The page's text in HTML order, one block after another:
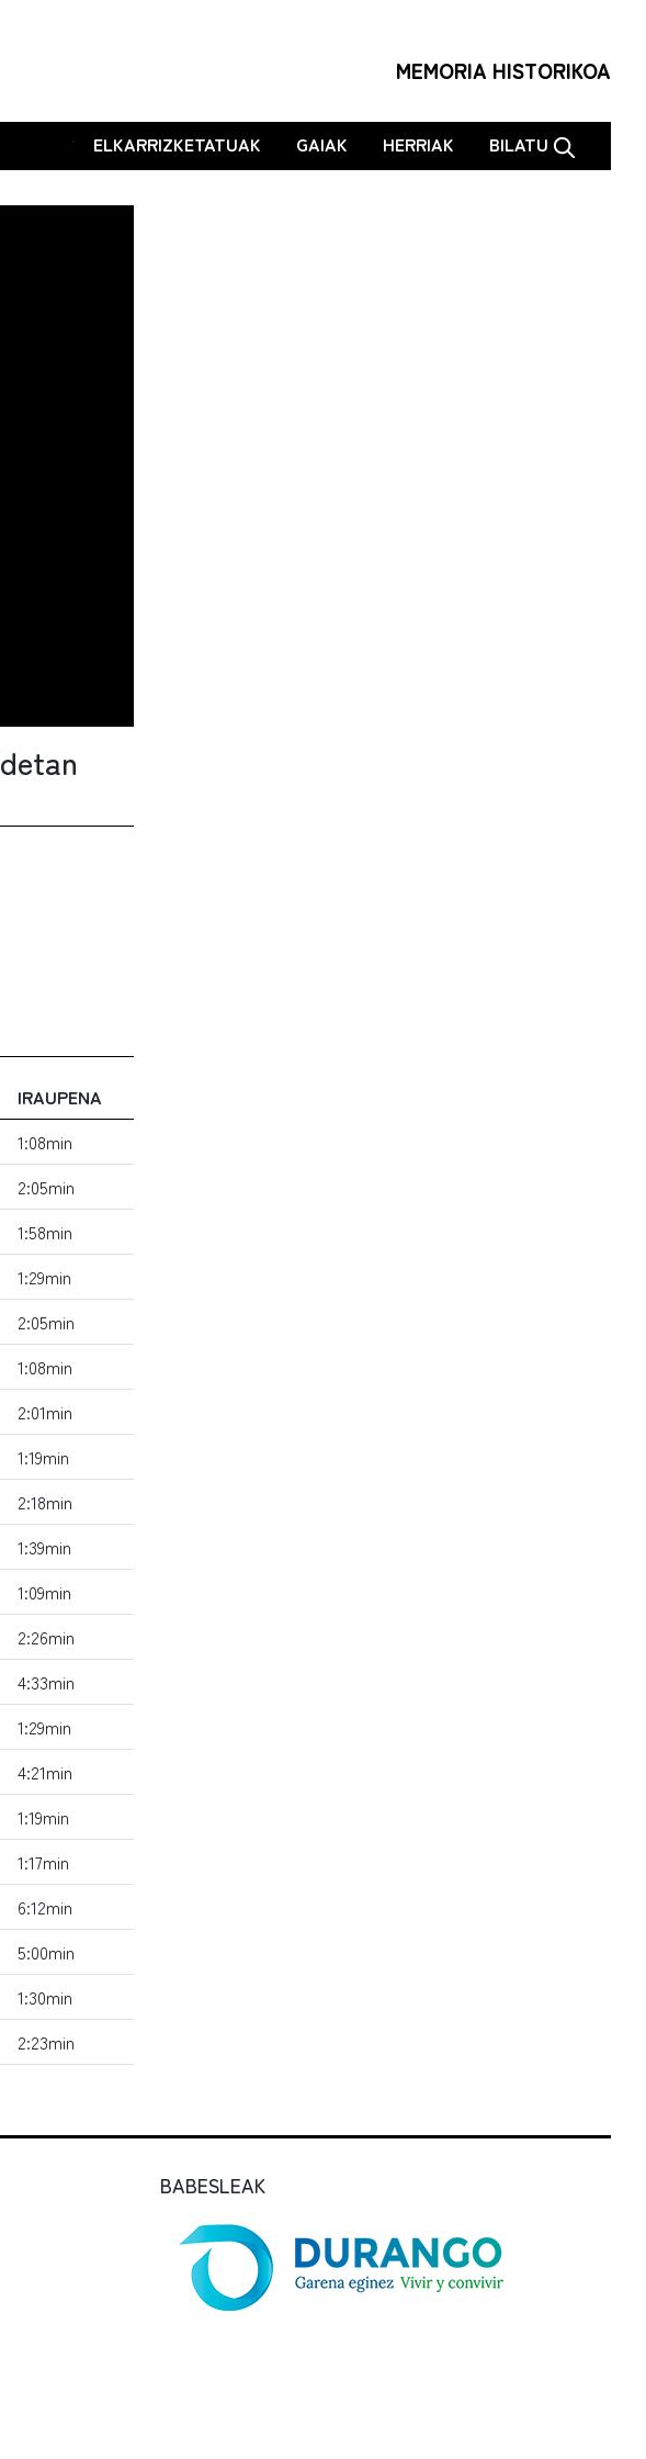
MEMORIA HISTORIKOA
. ELKARRIZKETATUAK GAIAK HERRIAK BILATU
IRAUPENA
1:08min
2:05min
1:58min
1:29min
2:05min
1:08min
2:01min
1:19min
2:18min
1:39min
1:09min
2:26min
4:33min
1:29min
4:21min
1:19min
1:17min
6:12min
5:00min
1:30min
2:23min
BABESLEAK